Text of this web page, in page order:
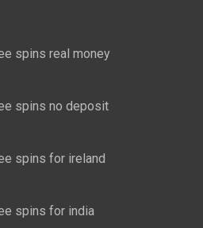
spins real money
spins no deposit
spins for ireland
spins for india